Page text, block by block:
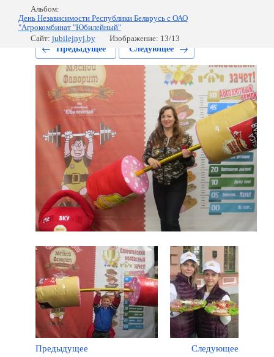
Альбом:
День Независимости Республики Беларусь с ОАО
"Агрокомбинат "Юбилейный"
Сайт: jubilejnyj.by
Изображение: 13/13
Предыдущее
Следующее
Предыдущее Следующее